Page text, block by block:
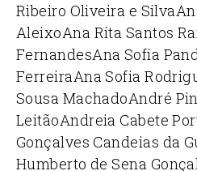
Ribeiro Oliveira e Silva
AleixoAna Rita Santos
FernandesAna Sofia
FerreiraAna Sofia
Sousa MachadoAndré
LeitãoAndreia Cabete
Gonçalves Candeias da
Humberto de Sena